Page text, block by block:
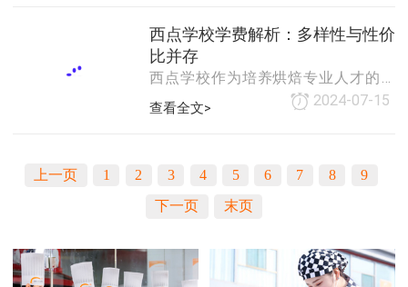
一年的时间。在
员更好地了解这一领域。一、学费范
围概览西点学校的学费因课程类型、
学习时长及学校地理位置等因素而
异。一般来说，短期课程的学费相对
较低，通常在几千元至一万元之间；
调研和参考文章中的信息，西点学校
西点学校学费解析：多样性与性价
比并存
西点学校作为培养烘焙专业人才的重
要基地，其学费因多种因素而呈现出
多样化的特点。以下是对西点学校学
围概览西点学校的学费因课程类型、
学习时长及学校地理位置等因素而
异。一般来说，短期课程的学费相对
而长期课程的学费则可能高达数万元
甚至更多。具体而言，根据近期市场
2024-07-15
查看全文>
上一页 1 2 3 4 5 6 7 8
9
下一页
末页